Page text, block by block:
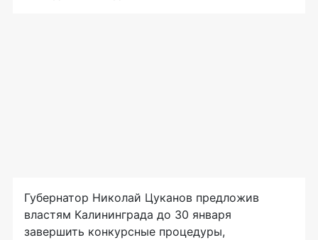
Губернатор Николай Цуканов предложив
властям Калининграда до 30 января
завершить конкурсные процедуры,